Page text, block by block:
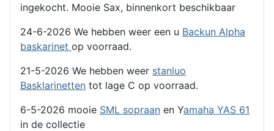
ingekocht. Mooie Sax, binnenkort beschikbaar
24-6-2026 We hebben weer een u Backun Alpha
baskarinet op voorraad.
21-5-2026 We hebben weer stanluo
Basklarinetten tot lage C op voorraad.
6-5-2026 mooie SML sopraan en Yamaha YAS 61
in de collectie